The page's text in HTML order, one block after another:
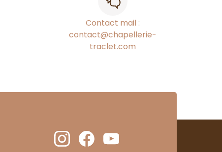
Contact mail :
contact@chapellerie-
traclet.com